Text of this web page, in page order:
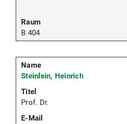
B 404
Steinlein, Heinrich
Prof. Dr.